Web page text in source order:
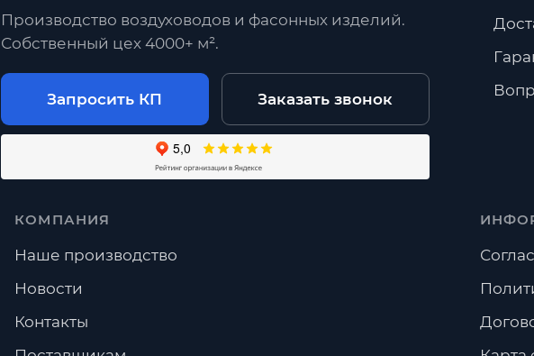
Производство воздуховодов и фасонных изделий.
Собственный цех 4000+ м².
Запросить КП Заказать звонок
КОМПАНИЯ
Наше производство
Новости
Контакты